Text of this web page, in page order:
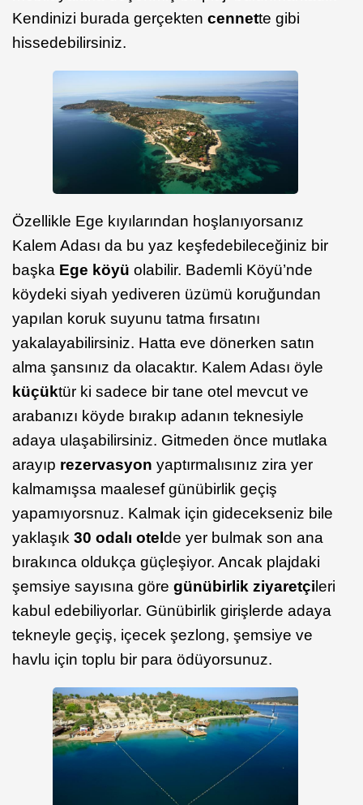
Kendinizi burada gerçekten cennette gibi
hissedebilirsiniz.
Özellikle Ege kıyılarından hoşlanıyorsanız
Kalem Adası da bu yaz keşfedebileceğiniz bir
başka Ege köyü olabilir. Bademli Köyü’nde
köydeki siyah yediveren üzümü koruğundan
yapılan koruk suyunu tatma fırsatını
yakalayabilirsiniz. Hatta eve dönerken satın
alma şansınız da olacaktır. Kalem Adası öyle
küçüktür ki sadece bir tane otel mevcut ve
arabanızı köyde bırakıp adanın teknesiyle
adaya ulaşabilirsiniz. Gitmeden önce mutlaka
arayıp rezervasyon yaptırmalısınız zira yer
kalmamışsa maalesef günübirlik geçiş
yapamıyorsnuz. Kalmak için gidecekseniz bile
yaklaşık 30 odalı otelde yer bulmak son ana
bırakınca oldukça güçleşiyor. Ancak plajdaki
şemsiye sayısına göre günübirlik ziyaretçileri
kabul edebiliyorlar. Günübirlik girişlerde adaya
tekneyle geçiş, içecek şezlong, şemsiye ve
havlu için toplu bir para ödüyorsunuz.